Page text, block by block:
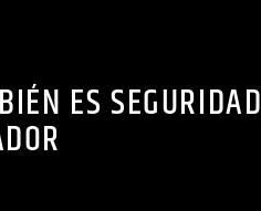
ES SEGURIDAD